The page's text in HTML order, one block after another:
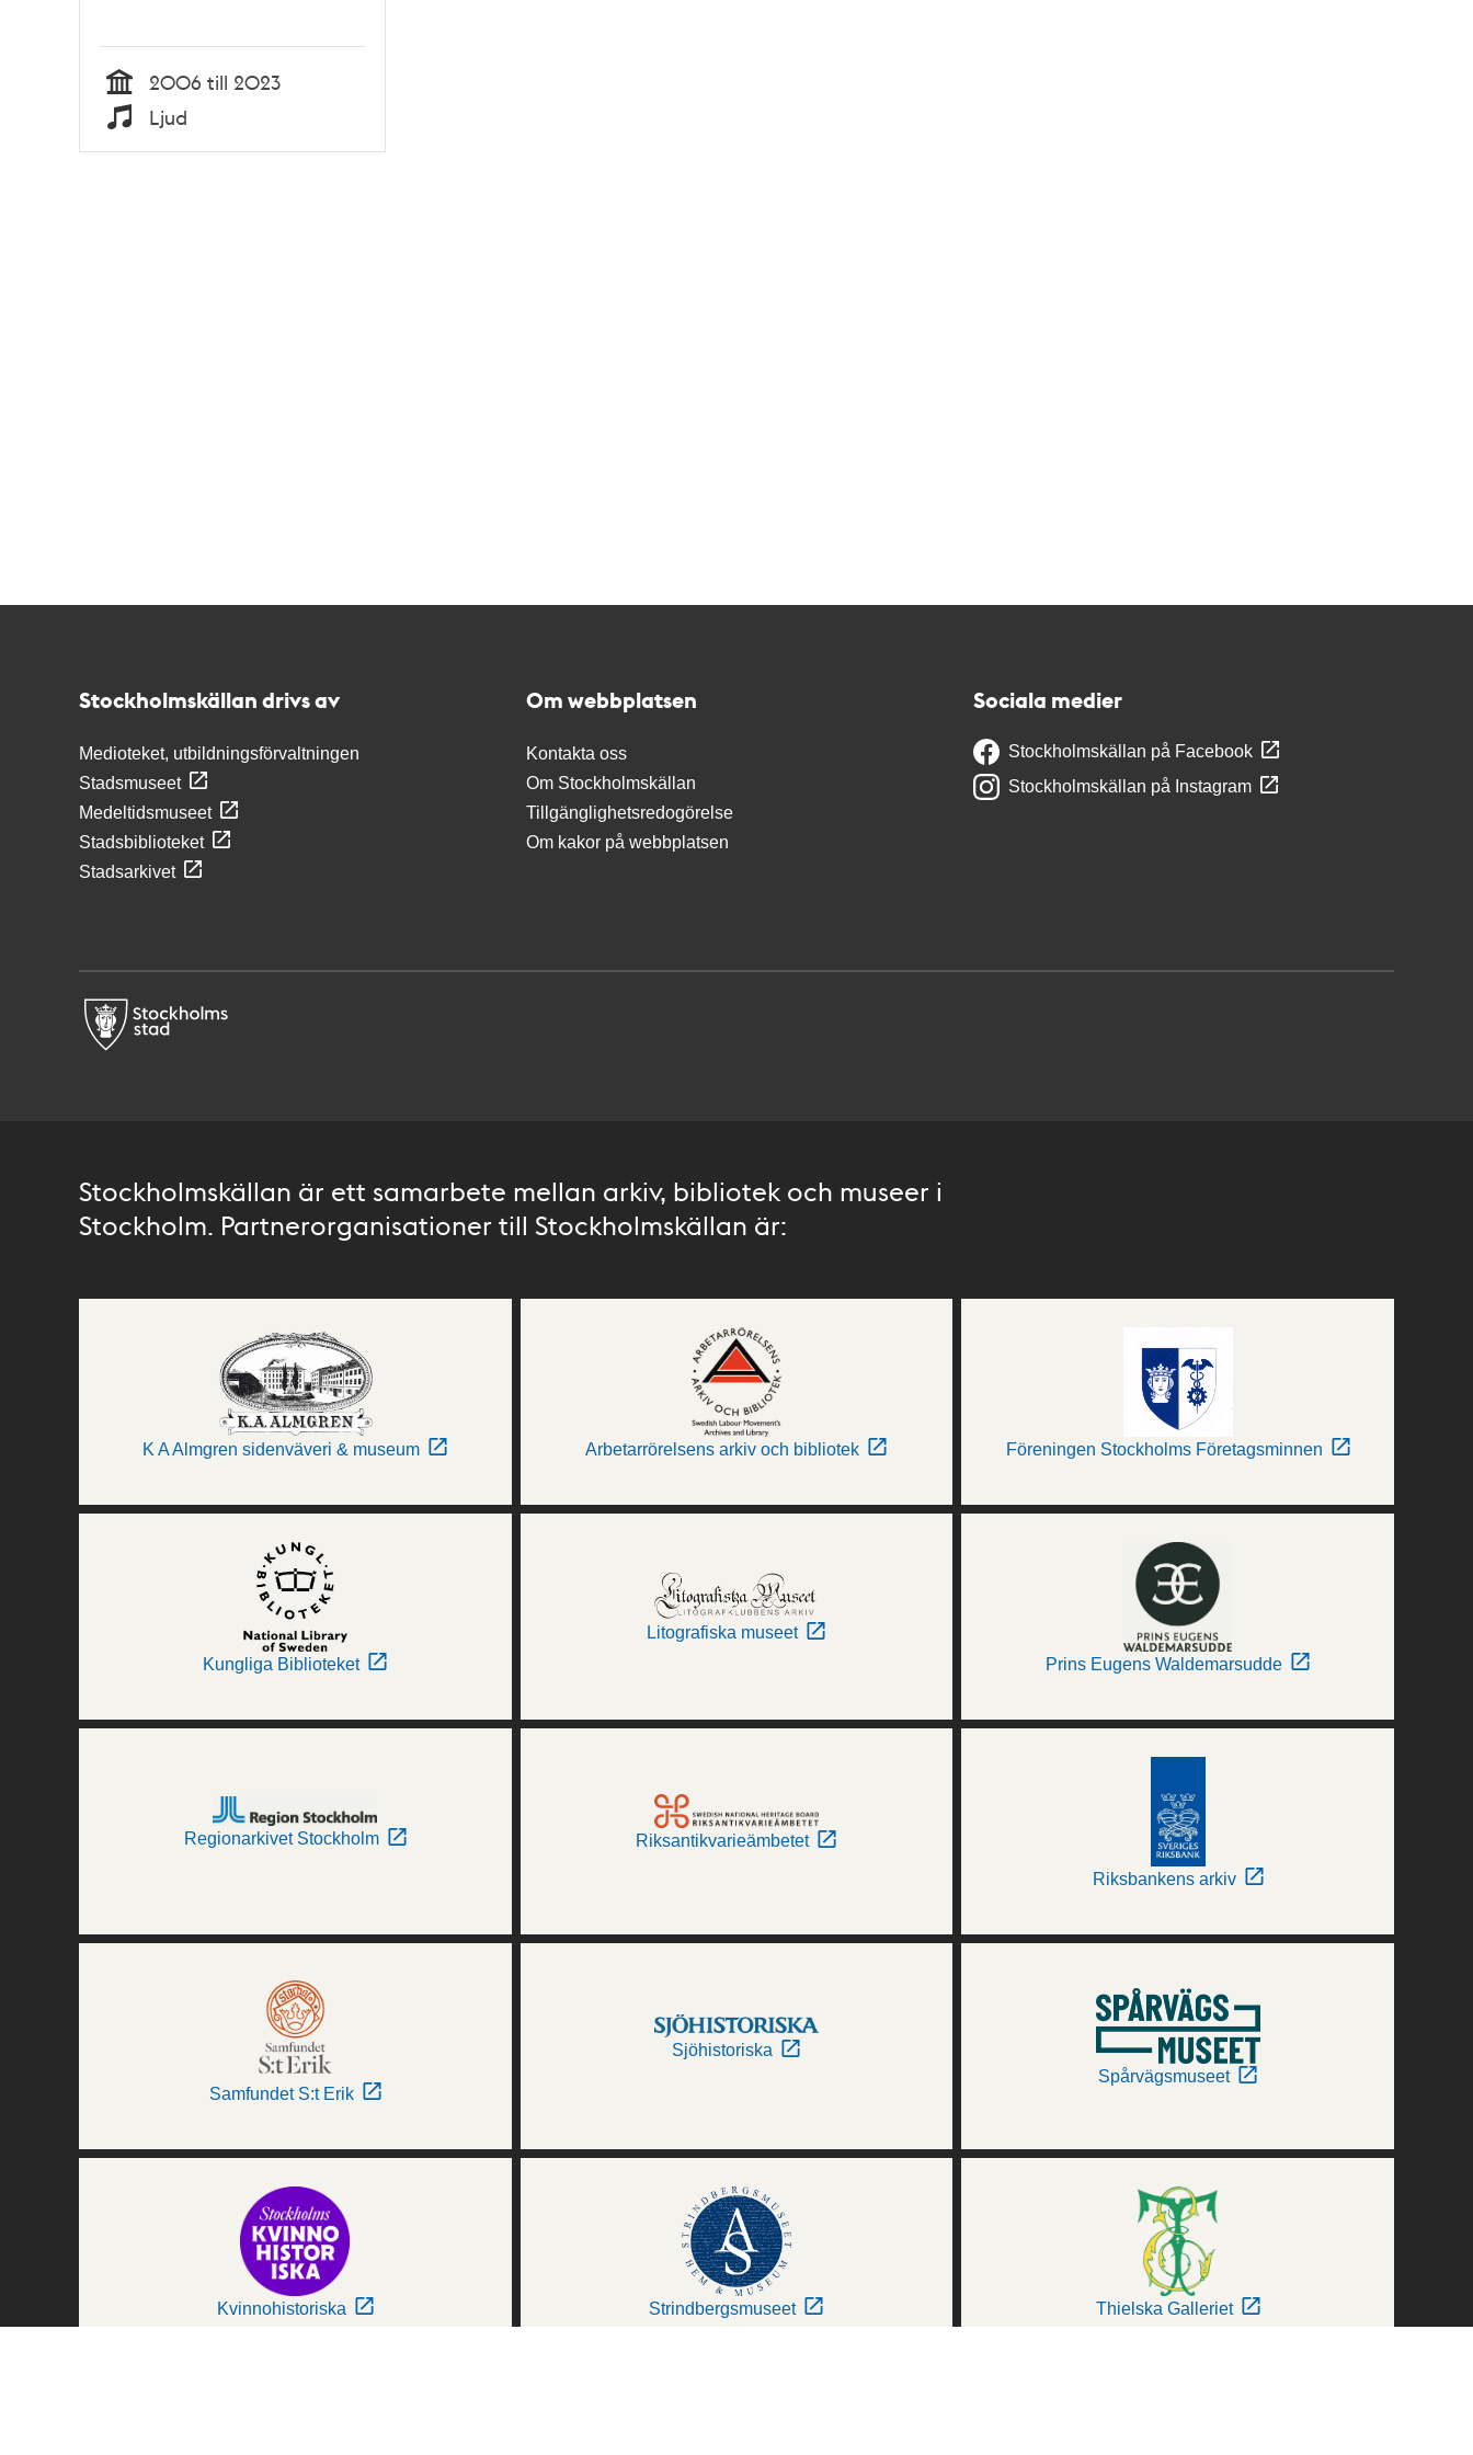
Tid
2006 till 2023
Typ
Ljud
Stockholmskällan drivs av
Medioteket, utbildningsförvaltningen
Stadsmuseet
Medeltidsmuseet
Stadsbiblioteket
Stadsarkivet
Om webbplatsen
Kontakta oss
Om Stockholmskällan
Tillgänglighetsredogörelse
Om kakor på webbplatsen
Sociala medier
Stockholmskällan på Facebook
Stockholmskällan på Instagram
Stockholmskällan är ett samarbete mellan arkiv, bibliotek och museer i
Stockholm. Partnerorganisationer till Stockholmskällan är:
K A Almgren sidenväveri & museum Arbetarrörelsens arkiv och bibliotek Föreningen Stockholms Företagsminnen
Kungliga Biblioteket
Litografiska museet
Prins Eugens Waldemarsudde
Regionarkivet Stockholm Riksantikvarieämbetet
Riksbankens arkiv
Samfundet S:t Erik
Sjöhistoriska
Spårvägsmuseet
Kvinnohistoriska Strindbergsmuseet Thielska Galleriet